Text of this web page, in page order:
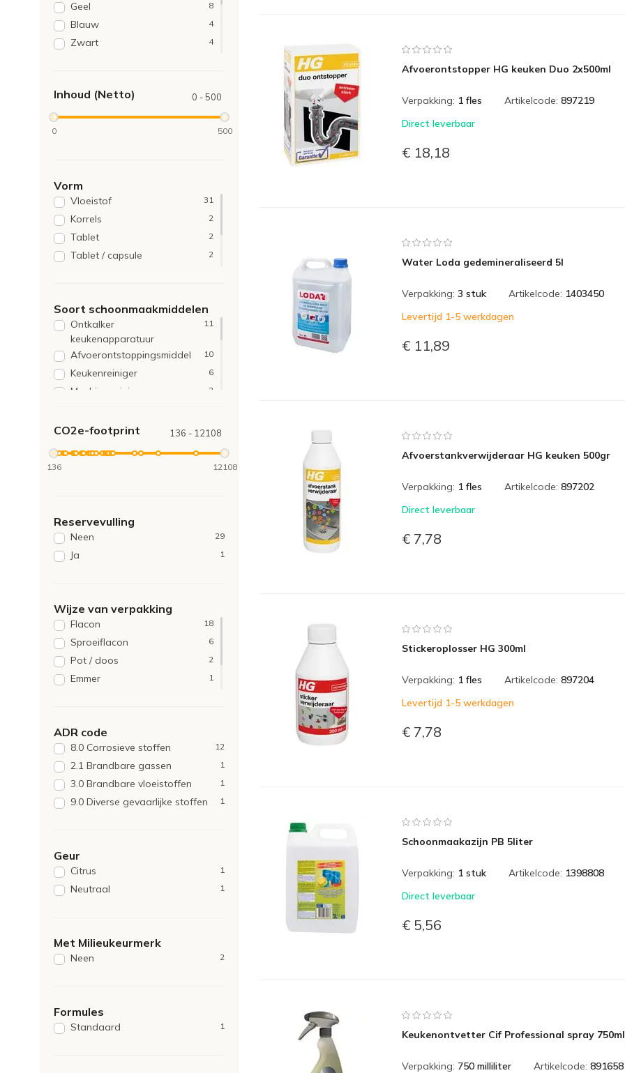
Portugal 1
Geel 8
Blauw 4
Zwart 4
Transparant 2
Bruin 1
Paars
Inhoud (Netto) 0 - 500
0 500
Vorm
Vloeistof 31
Korrels 2
Tablet 2
Tablet / capsule 2
Schuim
Soort schoonmaakmiddelen
Ontkalker
keukenapparatuur
11
Afvoerontstoppingsmiddel 10
Keukenreiniger 6
Machine reiniger 3
Tegelreiniger
Vlekkenverwijderproduct
CO2e-footprint 136 - 12108
136 12108
Reservevulling
Neen 29
Ja 1
Wijze van verpakking
Flacon 18
Sproeiflacon 6
Pot / doos 2
Emmer 1
ADR code
8.0 Corrosieve stoffen 12
2.1 Brandbare gassen 1
3.0 Brandbare vloeistoffen 1
9.0 Diverse gevaarlijke stoffen 1
Geur
Citrus 1
Neutraal 1
Met Milieukeurmerk
Neen 2
Formules
Standaard 1
Afvoerontstopper HG keuken Duo 2x500ml
Verpakking: 1 fles Artikelcode: 897219
Direct leverbaar
€ 18,18
Water Loda gedemineraliseerd 5l
Verpakking: 3 stuk Artikelcode: 1403450
Levertijd 1-5 werkdagen
€ 11,89
Afvoerstankverwijderaar HG keuken 500gr
Verpakking: 1 fles Artikelcode: 897202
Direct leverbaar
€ 7,78
Stickeroplosser HG 300ml
Verpakking: 1 fles Artikelcode: 897204
Levertijd 1-5 werkdagen
€ 7,78
Schoonmaakazijn PB 5liter
Verpakking: 1 stuk Artikelcode: 1398808
Direct leverbaar
€ 5,56
Keukenontvetter Cif Professional spray 750ml
Verpakking: 750 milliliter Artikelcode: 891658